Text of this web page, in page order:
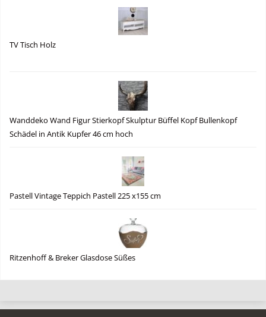
TV Tisch Holz
Wanddeko Wand Figur Stierkopf Skulptur Büffel Kopf Bullenkopf
Schädel in Antik Kupfer 46 cm hoch
Pastell Vintage Teppich Pastell 225 x155 cm
Ritzenhoff & Breker Glasdose Süßes